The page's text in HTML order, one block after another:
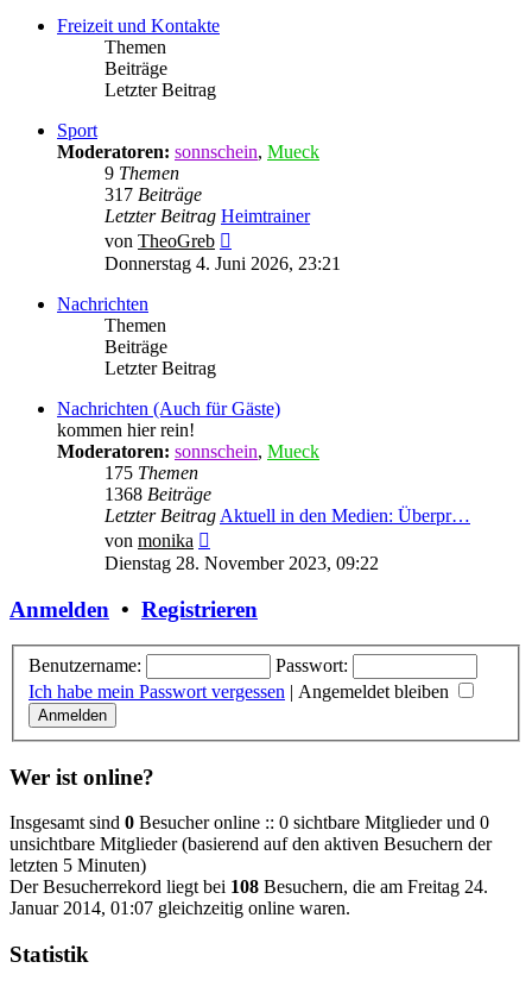
Freizeit und Kontakte
Themen
Beiträge
Letzter Beitrag
Sport
Moderatoren: sonnschein, Mueck
9 Themen
317 Beiträge
Letzter Beitrag Heimtrainer
von TheoGreb
Beitrag
Donnerstag 4. Juni 2026, 23:21
Nachrichten
Themen
Beiträge
Letzter Beitrag
Nachrichten (Auch für Gäste)
kommen hier rein!
Moderatoren: sonnschein, Mueck
175 Themen
1368 Beiträge
Letzter Beitrag Aktuell in den Medien: Überpr…
von monika
Beitrag
Dienstag 28. November 2023, 09:22
Anmelden • Registrieren
Benutzername:
Passwort:
Ich habe mein Passwort vergessen | Angemeldet bleiben
Wer ist online?
Insgesamt sind 0 Besucher online :: 0 sichtbare Mitglieder und 0
unsichtbare Mitglieder (basierend auf den aktiven Besuchern der
letzten 5 Minuten)
Der Besucherrekord liegt bei 108 Besuchern, die am Freitag 24.
Januar 2014, 01:07 gleichzeitig online waren.
Statistik